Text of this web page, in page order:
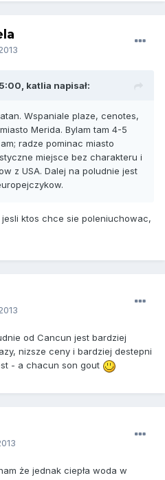
katlia napisał:
Wspaniale plaze, cenotes,
Merida. Bylam tam 4-5
radze pominac miasto
miejsce bez charakteru i
z USA. Dalej na poludnie jest
ktos chce sie poleniuchowac,
od Cancun jest bardziej
nizsze ceny i bardziej destepni
- a chacun son gout
że jednak ciepła woda w